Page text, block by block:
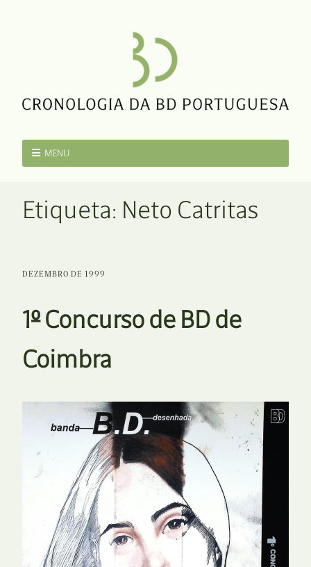
MENU
Etiqueta: Neto Catritas
DEZEMBRO DE 1999
1º Concurso de BD de
Coimbra